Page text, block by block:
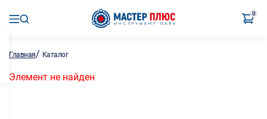
0
Главная/ Каталог
Элемент не найден